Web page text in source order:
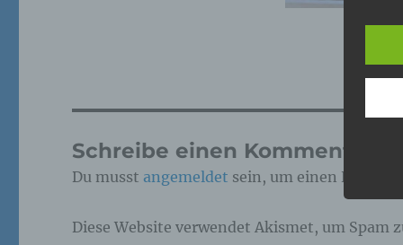
Schreibe einen Kommentar
Du musst angemeldet sein, um einen
Diese Website verwendet Akismet, um Spam
dies
Wir